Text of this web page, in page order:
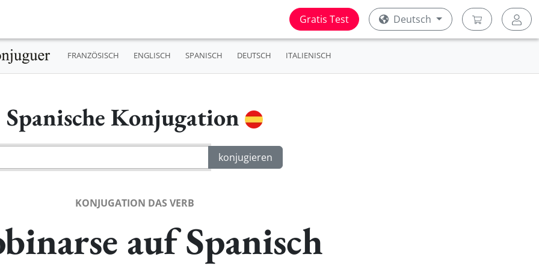
Gratis Test Deutsch
FRANZÖSISCH ENGLISCH SPANISCH DEUTSCH ITALIENISCH
Spanische Konjugation
KONJUGATION DAS VERB
auf Spanisch